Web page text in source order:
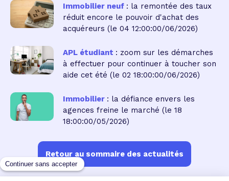
Immobilier neuf : la remontée des taux
réduit encore le pouvoir d'achat des
acquéreurs (le 04 12:00:00/06/2026)
APL étudiant : zoom sur les démarches
à effectuer pour continuer à toucher son
aide cet été (le 02 18:00:00/06/2026)
Immobilier : la défiance envers les
agences freine le marché (le 18
18:00:00/05/2026)
Retour au sommaire des actualités